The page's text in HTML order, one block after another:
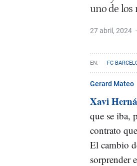
uno de los
27 abril, 2024
FC
Gerard Mateo
Xavi
que se iba,
contrato
El cambio
sorprender